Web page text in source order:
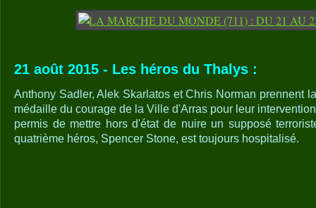
21 août 2015 - Les héros du Thalys :
Anthony Sadler, Alek Skarlatos et Chris Norman prennent
médaille du courage de la Ville d'Arras pour leur
permis de mettre hors d'état de nuire un supposé
quatrième héros, Spencer Stone, est toujours hospitalisé.